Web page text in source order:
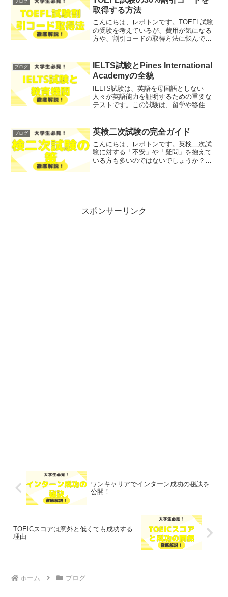
この記事は次...
ブログ
取得する方法
こんにちは、レポトンです。TOEFL試験
の受験を考えているが、費用が気になる
方や、割引コードの取得方法に悩んでい
得する方法を、わかりやすく解説しま
す！レポトンこの...
ブログ
IELTS試験とPines International
Academyの全貌
IELTS試験は、英語を母国語としない
人々が英語能力を証明するための重要な
テストです。この試験は、留学や移住、
験の準備や勉強方法に不安を抱いている
のではないでしょう...
ブログ 英検二次試験の完全ガイド
こんにちは、レポトンです。英検二次試
験に対する「不安」や「疑問」を抱えて
いる方も多いのではないでしょうか？そ
スポンサーリンク
ワンキャリアでインターン成功の秘訣を
公開！
TOEICスコアは意外と低くても成功する
理由
ホーム ブログ